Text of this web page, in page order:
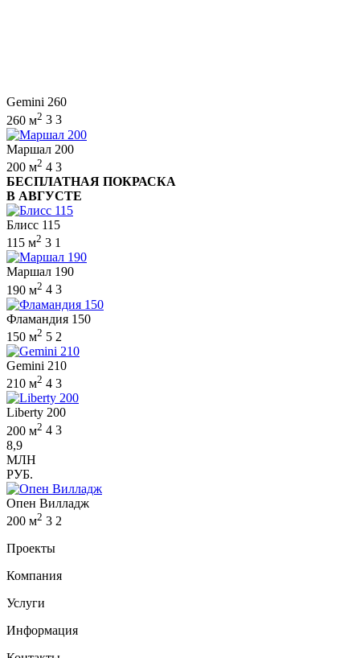
Gemini 260
260 м2 3 3
Маршал 200
200 м2 4 3
БЕСПЛАТНАЯ ПОКРАСКА
В АВГУСТЕ
Блисс 115
115 м2 3 1
Маршал 190
190 м2 4 3
Фламандия 150
150 м2 5 2
Gemini 210
210 м2 4 3
Liberty 200
200 м2 4 3
8,9
МЛН
РУБ.
Опен Вилладж
200 м2 3 2
Проекты
Компания
Услуги
Информация